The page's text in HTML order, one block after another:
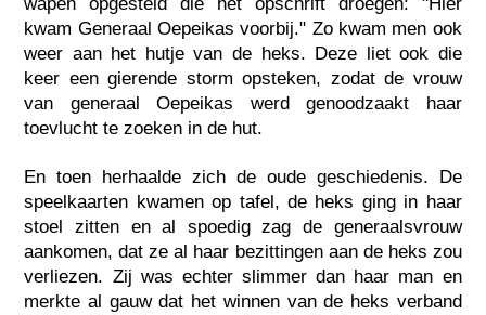
kwam Generaal Oepeikas voorbij." Zo kwam men ook
weer aan het hutje van de heks. Deze liet ook die
keer een gierende storm opsteken, zodat de vrouw
van generaal Oepeikas werd genoodzaakt haar
toevlucht te zoeken in de hut.
En toen herhaalde zich de oude geschiedenis. De
speelkaarten kwamen op tafel, de heks ging in haar
stoel zitten en al spoedig zag de generaalsvrouw
aankomen, dat ze al haar bezittingen aan de heks zou
verliezen. Zij was echter slimmer dan haar man en
merkte al gauw dat het winnen van de heks verband